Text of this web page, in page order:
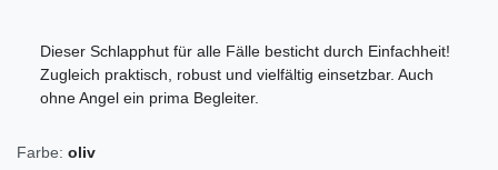
Dieser Schlapphut für alle Fälle besticht durch Einfachheit!
Zugleich praktisch, robust und vielfältig einsetzbar. Auch
ohne Angel ein prima Begleiter.
Farbe: oliv